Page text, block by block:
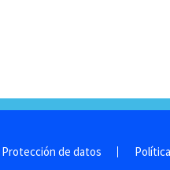
Protección de datos